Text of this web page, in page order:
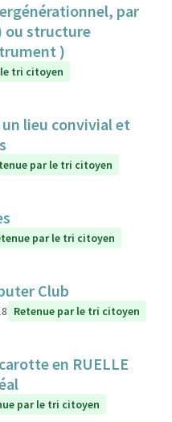
par
ou structure
)
tri citoyen
un lieu convivial et
par le tri citoyen
par le tri citoyen
Club
Retenue par le tri citoyen
en RUELLE
par le tri citoyen